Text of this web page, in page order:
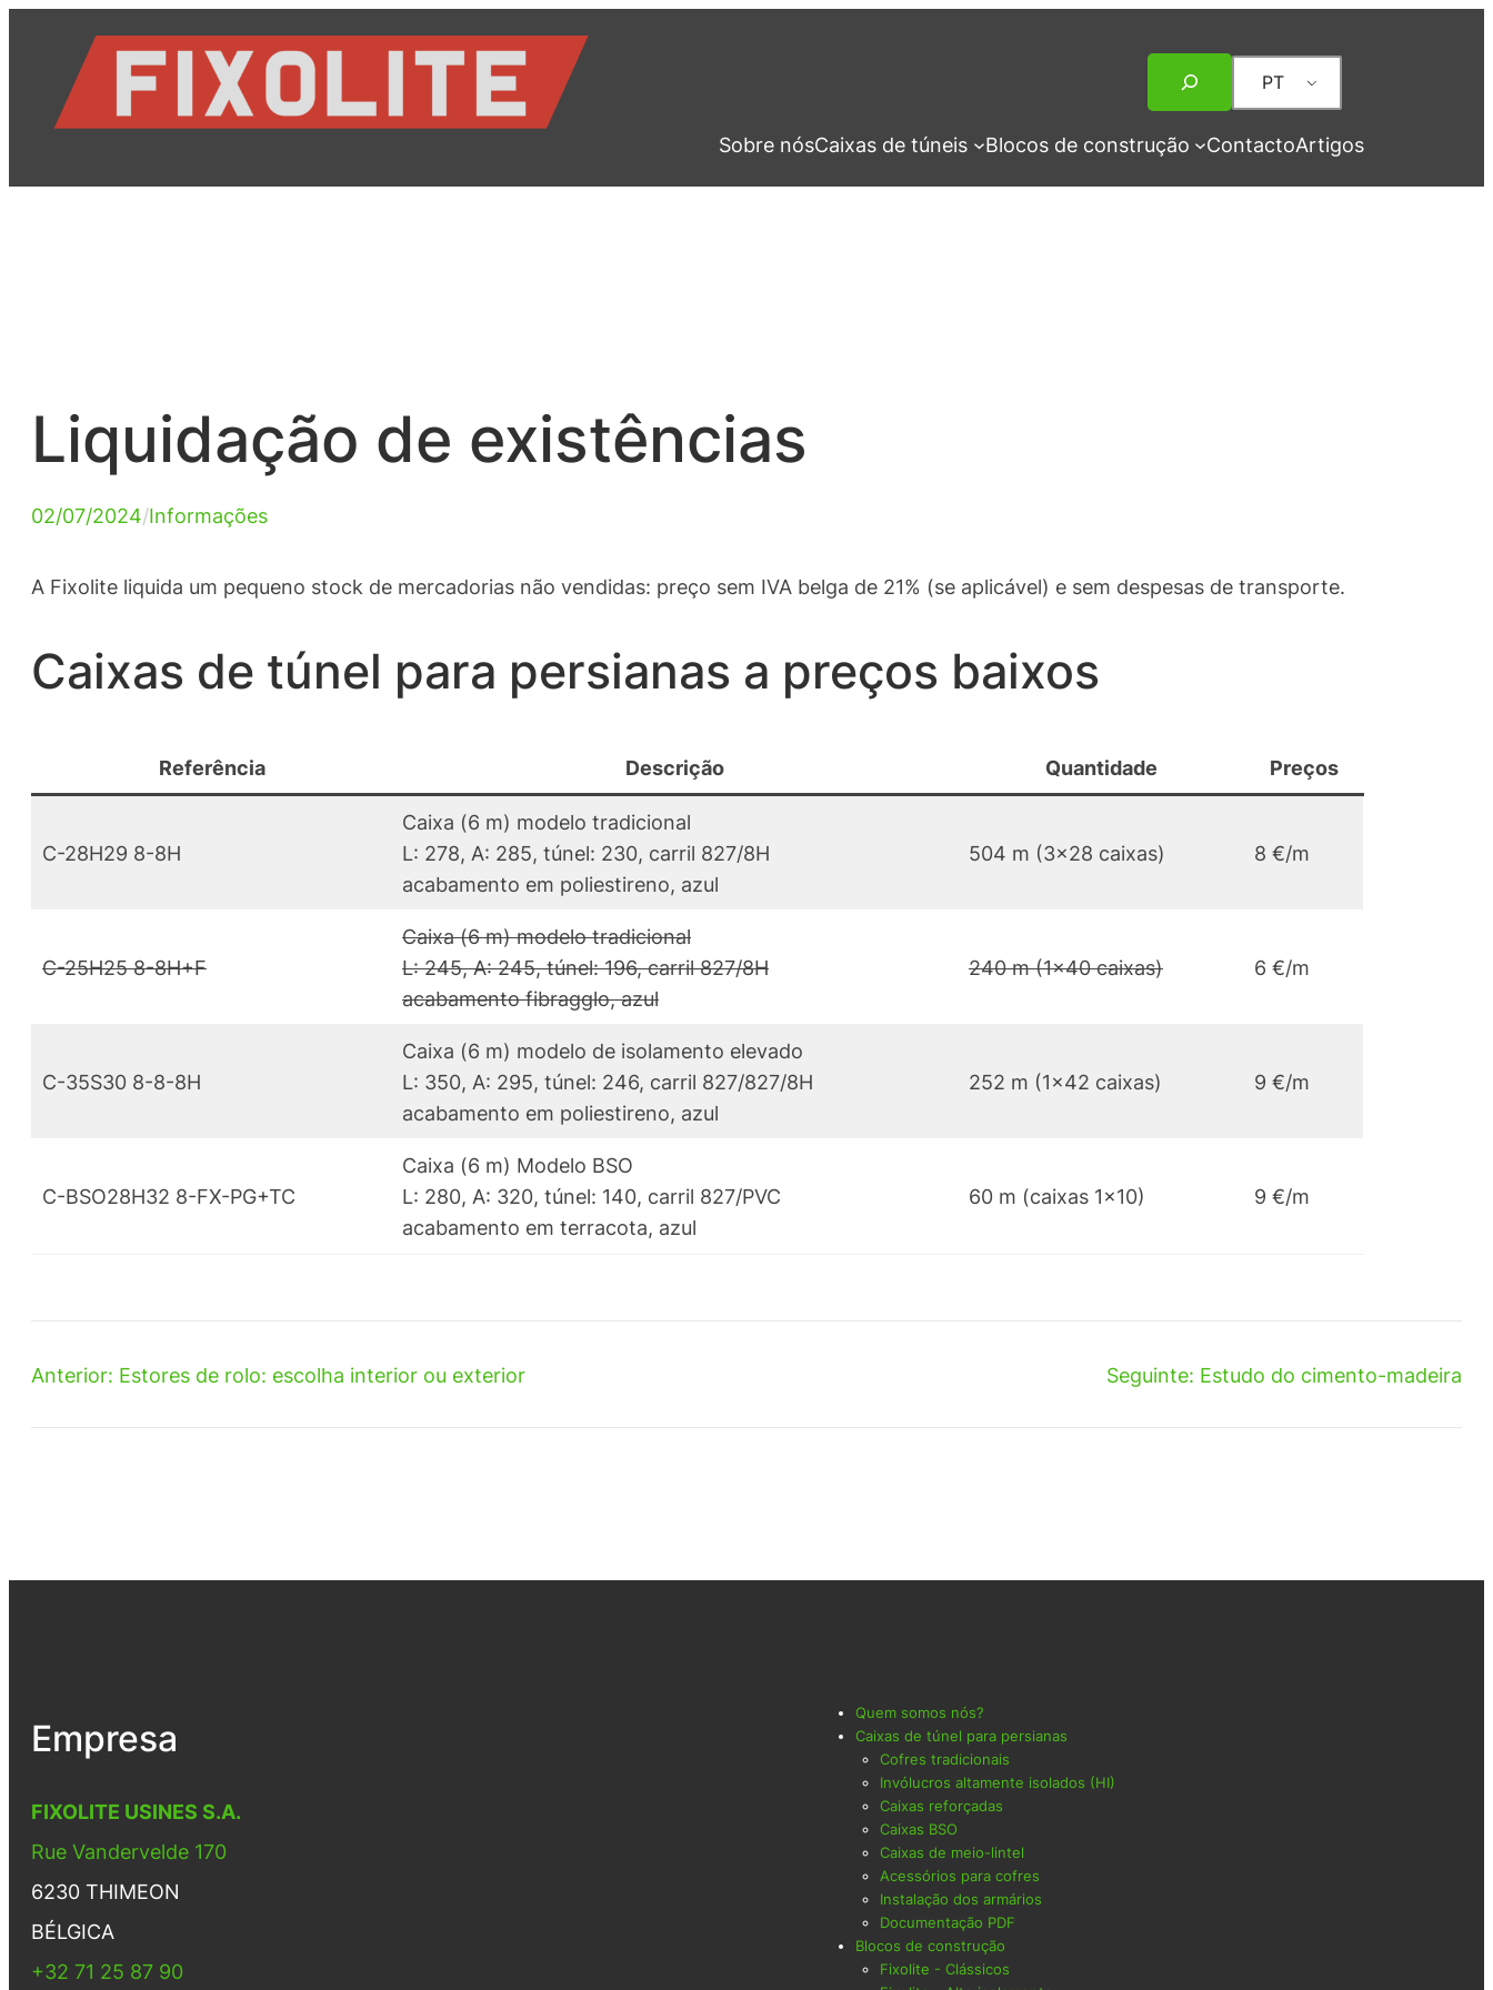
conteúdo
PT
Sobre nósCaixas de túneis Blocos de construção ContactoArtigos
Liquidação de existências
02/07/2024/Informações
A Fixolite liquida um pequeno stock de mercadorias não vendidas: preço sem IVA belga de 21% (se aplicável) e sem despesas de transporte.
Caixas de túnel para persianas a preços baixos
Referência Descrição Quantidade Preços
C-28H29 8-8H
Caixa (6 m) modelo tradicional
L: 278, A: 285, túnel: 230, carril 827/8H
acabamento em poliestireno, azul
504 m (3×28 caixas) 8 €/m
C-25H25 8-8H+F
Caixa (6 m) modelo tradicional
L: 245, A: 245, túnel: 196, carril 827/8H
acabamento fibragglo, azul
240 m (1×40 caixas) 6 €/m
C-35S30 8-8-8H
Caixa (6 m) modelo de isolamento elevado
L: 350, A: 295, túnel: 246, carril 827/827/8H
acabamento em poliestireno, azul
252 m (1×42 caixas) 9 €/m
C-BSO28H32 8-FX-PG+TC
Caixa (6 m) Modelo BSO
L: 280, A: 320, túnel: 140, carril 827/PVC
acabamento em terracota, azul
60 m (caixas 1×10) 9 €/m
Anterior: Estores de rolo: escolha interior ou exterior Seguinte: Estudo do cimento-madeira
Empresa
FIXOLITE USINES S.A.
Rue Vandervelde 170
6230 THIMEON
BÉLGICA
+32 71 25 87 90
Quem somos nós?
Caixas de túnel para persianas
Cofres tradicionais
Invólucros altamente isolados (HI)
Caixas reforçadas
Caixas BSO
Caixas de meio-lintel
Acessórios para cofres
Instalação dos armários
Documentação PDF
Blocos de construção
Fixolite - Clássicos